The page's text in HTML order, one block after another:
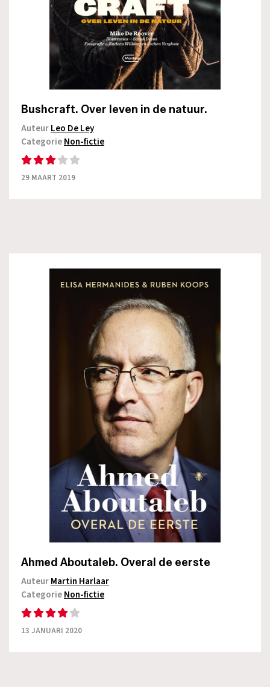
Bushcraft. Over leven in de natuur.
AuteurLeo De Ley
CategorieNon-fictie
29 MAART 2019
Ahmed Aboutaleb. Overal de eerste
AuteurMartin Harlaar
CategorieNon-fictie
13 JANUARI 2020